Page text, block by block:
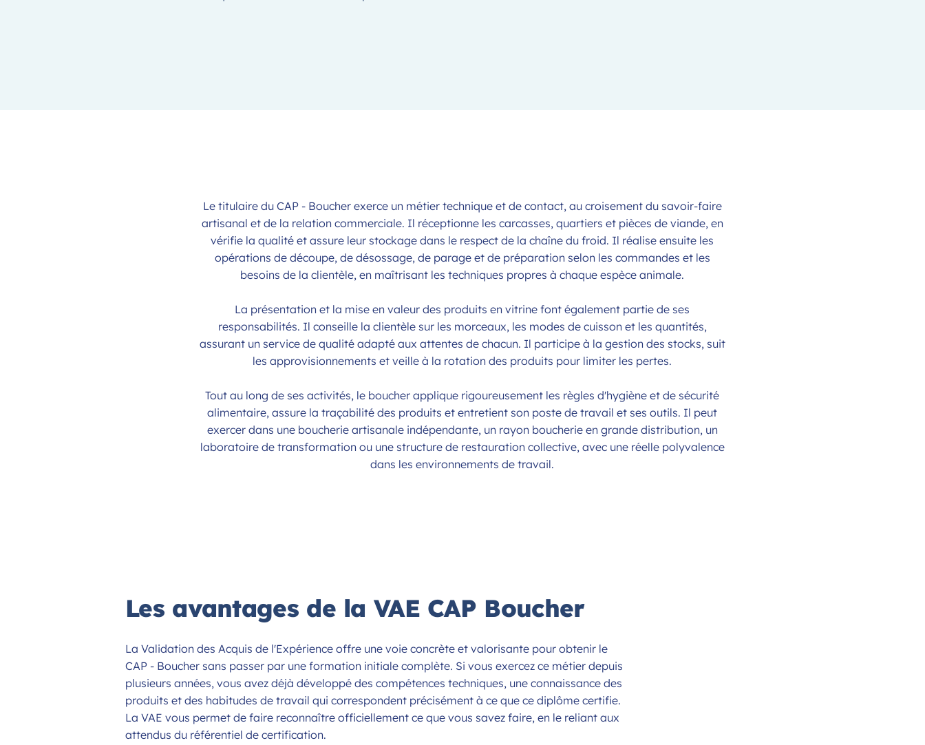
Le titulaire du CAP - Boucher exerce un métier technique et de contact, au croisement du savoir-faire
artisanal et de la relation commerciale. Il réceptionne les carcasses, quartiers et pièces de viande, en
vérifie la qualité et assure leur stockage dans le respect de la chaîne du froid. Il réalise ensuite les
opérations de découpe, de désossage, de parage et de préparation selon les commandes et les
besoins de la clientèle, en maîtrisant les techniques propres à chaque espèce animale.
La présentation et la mise en valeur des produits en vitrine font également partie de ses
responsabilités. Il conseille la clientèle sur les morceaux, les modes de cuisson et les quantités,
assurant un service de qualité adapté aux attentes de chacun. Il participe à la gestion des stocks, suit
les approvisionnements et veille à la rotation des produits pour limiter les pertes.
Tout au long de ses activités, le boucher applique rigoureusement les règles d'hygiène et de sécurité
alimentaire, assure la traçabilité des produits et entretient son poste de travail et ses outils. Il peut
exercer dans une boucherie artisanale indépendante, un rayon boucherie en grande distribution, un
laboratoire de transformation ou une structure de restauration collective, avec une réelle polyvalence
dans les environnements de travail.
Les avantages de la VAE CAP Boucher
La Validation des Acquis de l'Expérience offre une voie concrète et valorisante pour obtenir le
CAP - Boucher sans passer par une formation initiale complète. Si vous exercez ce métier depuis
plusieurs années, vous avez déjà développé des compétences techniques, une connaissance des
produits et des habitudes de travail qui correspondent précisément à ce que ce diplôme certifie.
La VAE vous permet de faire reconnaître officiellement ce que vous savez faire, en le reliant aux
attendus du référentiel de certification.